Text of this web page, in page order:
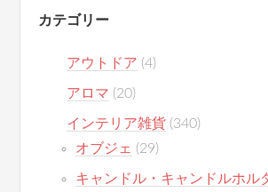
カテゴリー
アウトドア (4)
アロマ (20)
インテリア雑貨 (340)
オブジェ (29)
キャンドル・キャンドルホル